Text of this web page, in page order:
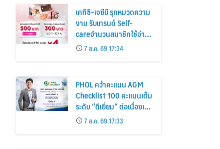
เคทีซี–เจซีบี รุกหมวดความ
งาม รับเทรนด์ Self-
careจำนวนสมาชิกใช้จ่าย
หมวดเครื่องสำอางเพิ่ม
26%
7 ส.ค. 69 17:34
PHOL คว้าคะแนน AGM
Checklist 100 คะแนนเต็ม
ระดับ “ดีเยี่ยม” ต่อเนื่องเป็น
ปีที่ 7 ตอกย้ำการดำเนิน
ธุรกิจตามหลักธรรมาภิบาล
โปร่งใส สร้างความเชื่อมั่นผู้
7 ส.ค. 69 17:33